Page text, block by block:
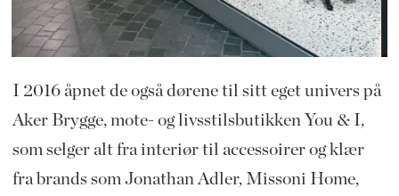
I 2016 åpnet de også dørene til sitt eget univers på
Aker Brygge, mote- og livsstilsbutikken You & I,
som selger alt fra interiør til accessoirer og klær
fra brands som Jonathan Adler, Missoni Home,